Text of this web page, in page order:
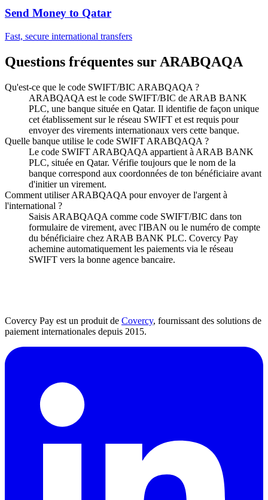
Send Money to Qatar
Fast, secure international transfers
Questions fréquentes sur ARABQAQA
Qu'est-ce que le code SWIFT/BIC ARABQAQA ?
ARABQAQA est le code SWIFT/BIC de ARAB BANK
PLC, une banque située en Qatar. Il identifie de façon unique
cet établissement sur le réseau SWIFT et est requis pour
envoyer des virements internationaux vers cette banque.
Quelle banque utilise le code SWIFT ARABQAQA ?
Le code SWIFT ARABQAQA appartient à ARAB BANK
PLC, située en Qatar. Vérifie toujours que le nom de la
banque correspond aux coordonnées de ton bénéficiaire avant
d'initier un virement.
Comment utiliser ARABQAQA pour envoyer de l'argent à
l'international ?
Saisis ARABQAQA comme code SWIFT/BIC dans ton
formulaire de virement, avec l'IBAN ou le numéro de compte
du bénéficiaire chez ARAB BANK PLC. Covercy Pay
achemine automatiquement les paiements via le réseau
SWIFT vers la bonne agence bancaire.
Covercy Pay est un produit de Covercy, fournissant des solutions de
paiement internationales depuis 2015.